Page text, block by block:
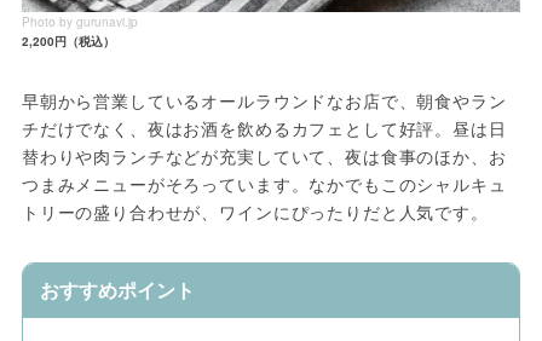
Photo by gurunavi.jp
2,200円（税込）
早朝から営業しているオールラウンドなお店で、朝食やラン
チだけでなく、夜はお酒を飲めるカフェとして好評。昼は日
替わりや肉ランチなどが充実していて、夜は食事のほか、お
つまみメニューがそろっています。なかでもこのシャルキュ
トリーの盛り合わせが、ワインにぴったりだと人気です。
おすすめポイント